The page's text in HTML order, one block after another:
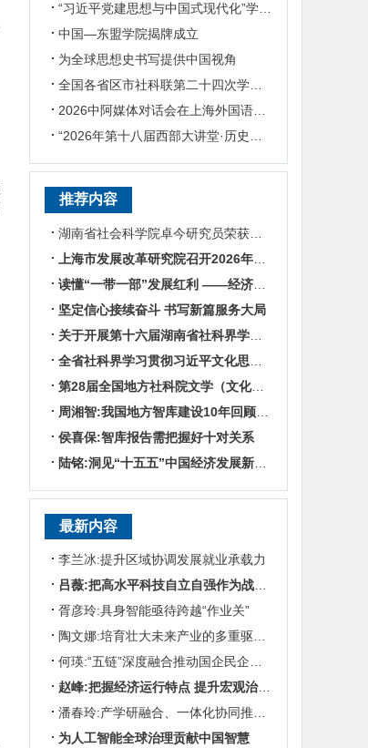
“习近平党建思想与中国式现代化”学术研讨会在华东政法大学举行
中国—东盟学院揭牌成立
为全球思想史书写提供中国视角
全国各省区市社科联第二十四次学会工作会议在蓉召开
2026中阿媒体对话会在上海外国语大学举行
推荐内容
湖南省社会科学院卓今研究员荣获第九届鲁迅文学奖
上海市发展改革研究院召开2026年半年度工作会议
读懂“一带一部”发展红利 ——经济学专家谈湖南区位优势
坚定信心接续奋斗 书写新篇服务大局
关于开展第十六届湖南省社科界学术年会征文活动的通知
第28届全国地方社科院文学（文化）所所长联席会暨“数智时代地方文化IP建设”学术研讨
周湘智:我国地方智库建设10年回顾与展望
侯喜保:智库报告需把握好十对关系
陆铭:洞见“十五五”中国经济发展新趋势——对话上海交通大学中国发展研究院执行院长陆铭
最新内容
李兰冰:提升区域协调发展就业承载力
吕薇:把高水平科技自立自强作为战略支撑
胥彦玲:具身智能亟待跨越“作业关”
陶文娜:培育壮大未来产业的多重驱动机制
何瑛:“五链”深度融合推动国企民企协同发展
赵峰:把握经济运行特点 提升宏观治理效能
潘春玲:产学研融合、一体化协同推动农业科技创新
为人工智能全球治理贡献中国智慧